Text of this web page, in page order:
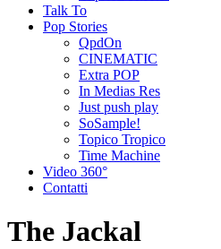
Talk To
Pop Stories
QpdOn
CINEMATIC
Extra POP
In Medias Res
Just push play
SoSample!
Topico Tropico
Time Machine
Video 360°
Contatti
The Jackal